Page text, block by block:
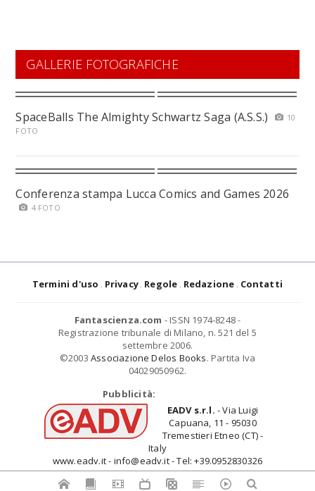
GALLERIE FOTOGRAFICHE
SpaceBalls The Almighty Schwartz Saga (A.S.S.)
10
FOTO
Conferenza stampa Lucca Comics and Games 2026
4 FOTO
Termini d'uso Privacy Regole Redazione Contatti
Fantascienza.com - ISSN 1974-8248 -
Registrazione tribunale di Milano, n. 521 del 5
settembre 2006.
©2003 Associazione Delos Books. Partita Iva
04029050962.
Pubblicità:
EADV s.r.l. - Via Luigi
Capuana, 11 - 95030
Tremestieri Etneo (CT) -
Italy
www.eadv.it - info@eadv.it - Tel: +39.0952830326